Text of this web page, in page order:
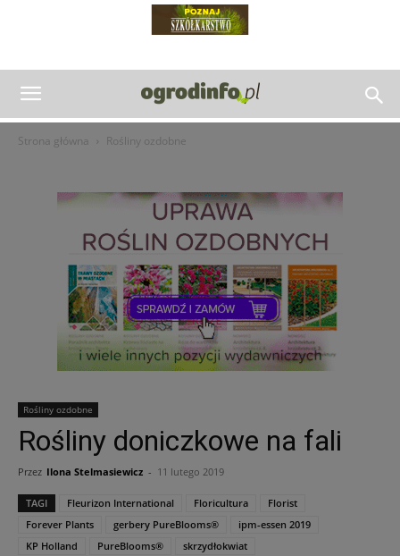
Strona główna Rośliny ozdobne
Rośliny ozdobne
Rośliny doniczkowe na fali
Przez Ilona Stelmasiewicz - 11 lutego 2019
TAGI Fleurizon International Floricultura
Florist
Forever Plants
gerbery PureBlooms®
ipm-essen 2019
KP Holland
PureBlooms®
skrzydłokwiat